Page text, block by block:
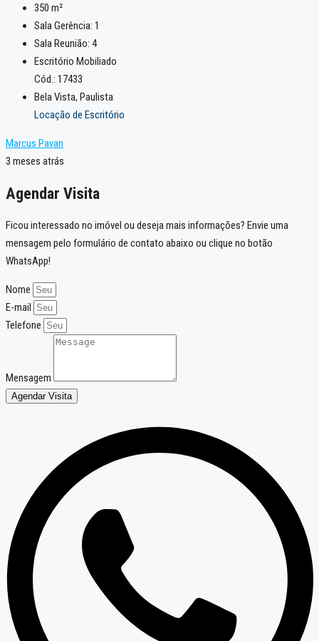
350 m²
Sala Gerência: 1
Sala Reunião: 4
Escritório Mobiliado
Cód.: 17433
Bela Vista, Paulista
Locação de Escritório
Marcus Pavan
3 meses atrás
Agendar Visita
Ficou interessado no imóvel ou deseja mais informações? Envie uma
mensagem pelo formulário de contato abaixo ou clique no botão
WhatsApp!
Nome
E-mail
Telefone
Mensagem
Agendar Visita